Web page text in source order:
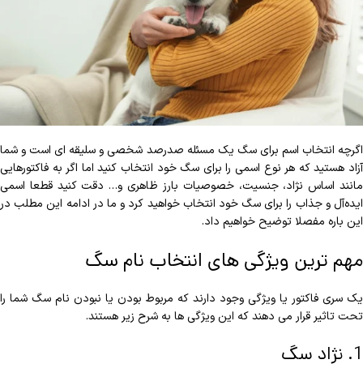
اگرچه انتخاب اسم برای سگ یک مسئله صدرصد شخصی و سلیقه ای است و شما
آزاد هستید که هر نوع اسمی را برای سگ خود انتخاب کنید اما اگر به فاکتورهایی
مانند اساس نژاد، جنسیت، خصوصیات بارز ظاهری و… دقت کنید قطعا اسمی
ایده‌آل و جذاب را برای سگ خود انتخاب خواهید کرد و ما در ادامه این مطلب در
این باره مفصلا توضیح خواهیم داد.
مهم ترین ویژگی های انتخاب نام سگ
یک سری فاکتور یا ویژگی وجود دارند که مربوط بودن یا نبودن نام سگ شما را
تحت تاثیر قرار می دهند که این ویژگی ها به شرح زیر هستند.
1. نژاد سگ